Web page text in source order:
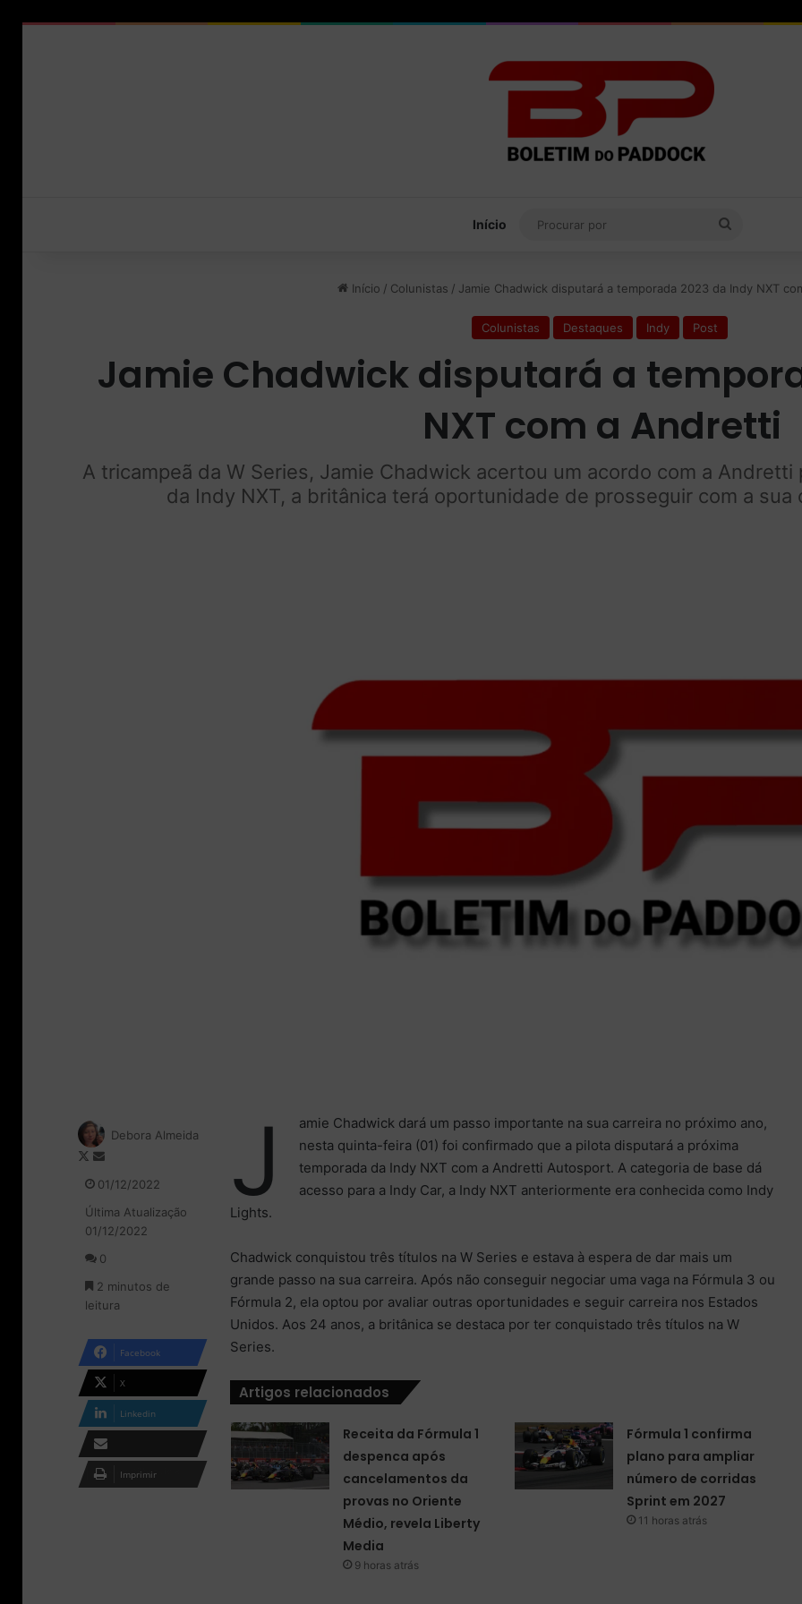
Início
Início / Colunistas / Jamie Chadwick disputará a temporada 2023 da Indy NXT
Colunistas Destaques Indy Post
Jamie Chadwick disputará a
NXT com a Andretti
A tricampeã da W Series, Jamie Chadwick acertou um acordo com a
da Indy NXT, a britânica terá oportunidade de prosseguir com a sua
J
amie Chadwick dará um passo importante na sua carreira no próximo ano,
nesta quinta-feira (01) foi confirmado que a pilota disputará a próxima
temporada da Indy NXT com a Andretti Autosport. A categoria de base dá
acesso para a Indy Car, a Indy NXT anteriormente era conhecida como Indy
Lights.
Chadwick conquistou três títulos na W Series e estava à espera de dar mais um
grande passo na sua carreira. Após não conseguir negociar uma vaga na Fórmula 3 ou
Fórmula 2, ela optou por avaliar outras oportunidades e seguir carreira nos Estados
Unidos. Aos 24 anos, a britânica se destaca por ter conquistado três títulos na W
Series.
Artigos relacionados
Receita da Fórmula 1
despenca após
cancelamentos da
provas no Oriente
Médio, revela Liberty
Media
9 horas atrás
Fórmula 1 confirma
plano para ampliar
número de corridas
Sprint em 2027
11 horas atrás
Debora Almeida
F
l
o
n
X
n
d
e
e
-
i
l
01/12/2022
Última Atualização
01/12/2022
0
2 minutos de
leitura
Facebook
X
Linkedin
Compartilhar via e-
mail
Imprimir